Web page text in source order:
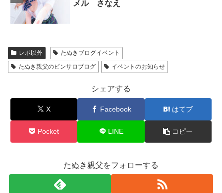
メル さなえ
レポ以外
たぬきブログイベント
たぬき親父のピンサロブログ
イベントのお知らせ
シェアする
X Facebook はてブ
Pocket LINE コピー
たぬき親父をフォローする